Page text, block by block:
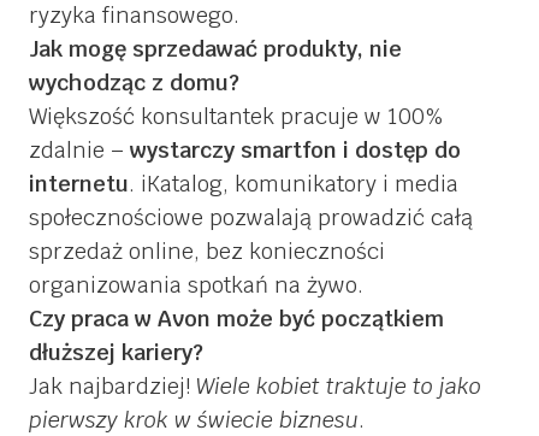
ryzyka finansowego.
Jak mogę sprzedawać produkty, nie
wychodząc z domu?
Większość konsultantek pracuje w 100%
zdalnie – wystarczy smartfon i dostęp do
internetu. iKatalog, komunikatory i media
społecznościowe pozwalają prowadzić całą
sprzedaż online, bez konieczności
organizowania spotkań na żywo.
Czy praca w Avon może być początkiem
dłuższej kariery?
Jak najbardziej! Wiele kobiet traktuje to jako
pierwszy krok w świecie biznesu.